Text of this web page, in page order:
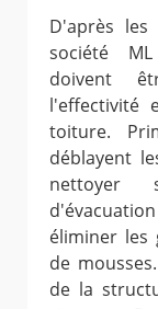
D'après
société
doivent
l'effectivité
toiture.
déblayent
nettoyer
éliminer les
de
de la